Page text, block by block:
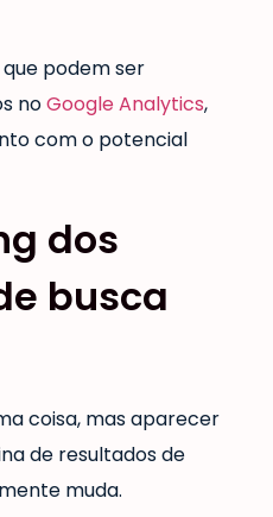
podem ser
noGoogle Analytics,
com o potencial
dos
busca
coisa, mas aparecer
de resultados de
muda.